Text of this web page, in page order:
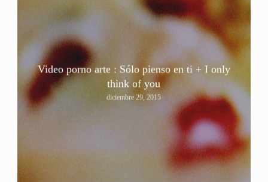
Video porno arte : Sólo pienso en ti + I only
think of you
diciembre 29, 2015